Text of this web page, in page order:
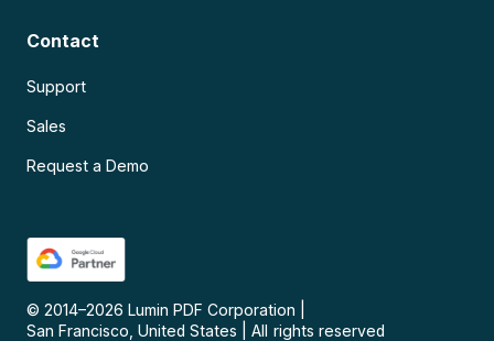
Contact
Support
Sales
Request a Demo
© 2014–2026 Lumin PDF Corporation
San Francisco, United States
All rights reserved